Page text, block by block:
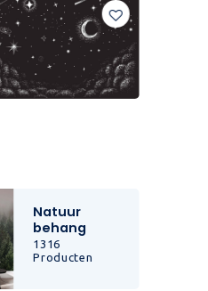
Natuur
behang
1316
Producten